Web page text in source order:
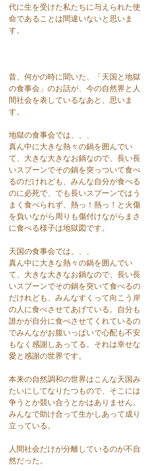
代に生を受けた私たちに与えられた使
命であることは間違いないと思いま
す。
昔、何かの時に聞いた、「天国と地獄
の食事会」のお話が、今の自然界と人
間社会を表しているなあと、思いま
す。
地獄の食事会では、、、
真ん中に大きな熱々の鍋を囲んでい
て、大きな大きなお鍋なので、長い長
いスプーンでその鍋を突っついて食べ
るのだけれども、みんな自分が食べる
のに必死で、でも長いスプーンではう
まく食べられず、熱っ！熱っ！と火傷
を負いながら周りも傷付けながらまさ
に食べる様子は地獄図です。
天国の食事会では、、、
真ん中に大きな熱々の鍋を囲んでい
て、大きな大きなお鍋なので、長い長
いスプーンでその鍋を突いて食べるの
だけれども、みんなすくって向こう岸
の人に食べさせてあげている。自分も
誰かが自分に食べさせてくれているの
でみんながお腹いっぱいで心配も不安
もなく感謝しあってる。それは幸せな
愛と感謝の世界です。
本来の自然調和の世界はこんな天国み
たいにしてなりたつもので、そこには
争うとか競い合うとかはありません。
みんなで助け合って生かしあって成り
立っている。
人間社会だけが分離しているのが不自
然だった。